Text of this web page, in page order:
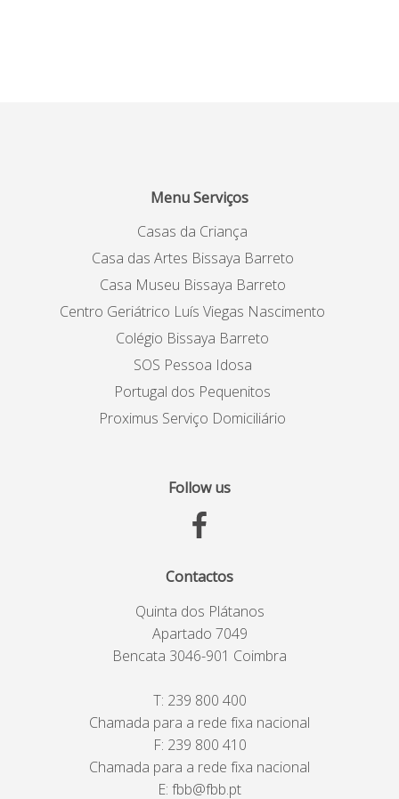
Menu Serviços
Casas da Criança
Casa das Artes Bissaya Barreto
Casa Museu Bissaya Barreto
Centro Geriátrico Luís Viegas Nascimento
Colégio Bissaya Barreto
SOS Pessoa Idosa
Portugal dos Pequenitos
Proximus Serviço Domiciliário
Follow us
Contactos
Quinta dos Plátanos
Apartado 7049
Bencata 3046-901 Coimbra
T: 239 800 400
Chamada para a rede fixa nacional
F: 239 800 410
Chamada para a rede fixa nacional
E: fbb@fbb.pt